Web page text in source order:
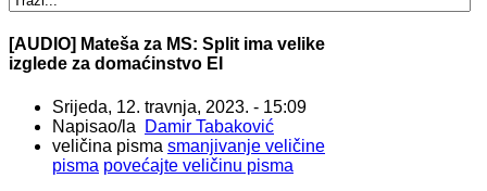
[AUDIO] Mateša za MS: Split ima velike
izglede za domaćinstvo EI
Srijeda, 12. travnja, 2023. - 15:09
Napisao/la
Damir Tabaković
veličina pisma smanjivanje veličine
pisma povećajte veličinu pisma